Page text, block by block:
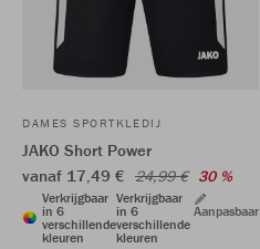
DAMES SPORTKLEDIJ
JAKO Short Power
vanaf 17,49 € 24,99 € 30 %
Verkrijgbaar
in 6
verschillende
kleuren
Verkrijgbaar
in 6
verschillende
kleuren
Aanpasbaar